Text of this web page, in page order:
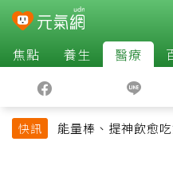
焦點 養生 醫療
快訊
能量棒、提神飲愈